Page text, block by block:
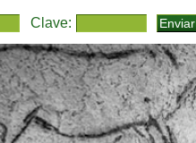
Clave: